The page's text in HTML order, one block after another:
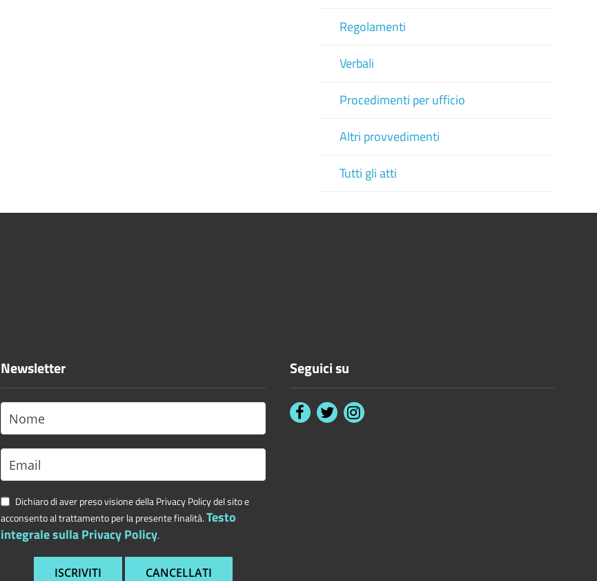
Regolamenti
Verbali
Procedimenti per ufficio
Altri provvedimenti
Tutti gli atti
Newsletter
Dichiaro di aver preso visione della Privacy Policy del sito e
acconsento al trattamento per la presente finalità.Testo
integrale sulla Privacy Policy.
Seguici su